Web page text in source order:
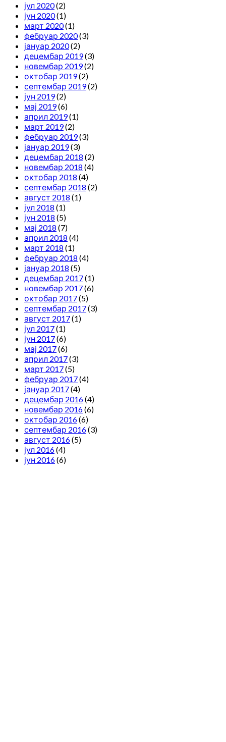
јул 2020(2)
јун 2020(1)
март 2020(1)
фебруар 2020(3)
јануар 2020(2)
децембар 2019(3)
новембар 2019(2)
октобар 2019(2)
септембар 2019(2)
јун 2019(2)
мај 2019(6)
април 2019(1)
март 2019(2)
фебруар 2019(3)
јануар 2019(3)
децембар 2018 (2)
новембар 2018 (4)
октобар 2018 (4)
септембар 2018 (2)
август 2018 (1)
јул 2018 (1)
јун 2018 (5)
мај 2018 (7)
април 2018 (4)
март 2018 (1)
фебруар 2018 (4)
јануар 2018 (5)
децембар 2017(1)
новембар 2017(6)
октобар 2017(5)
септембар 2017(3)
август 2017(1)
јул 2017(1)
јун 2017(6)
мај 2017(6)
април 2017(3)
март 2017(5)
фебруар 2017(4)
јануар 2017(4)
децембар 2016(4)
новембар 2016(6)
октобар 2016(6)
септембар 2016(3)
август 2016(5)
јул 2016(4)
јун 2016(6)